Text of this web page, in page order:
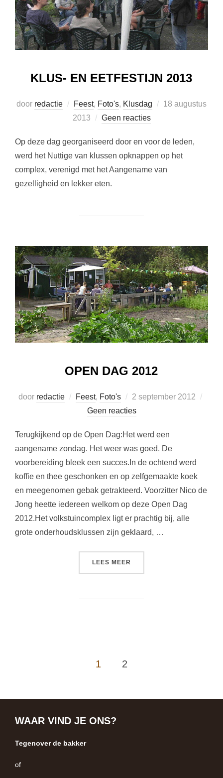
KLUS- EN EETFESTIJN 2013
door redactie Feest, Foto's, Klusdag
Geplaatst
18 augustus
2013
Geen reacties
Op deze dag georganiseerd door en voor de leden,
werd het Nuttige van klussen opknappen op het
complex, verenigd met het Aangename van
gezelligheid en lekker eten.
OPEN DAG 2012
door redactie Feest, Foto's
Geplaatst
op
2 september 2012
Geen reacties
Terugkijkend op de Open Dag:Het werd een
aangename zondag. Het weer was goed. De
voorbereiding bleek een succes.In de ochtend werd
koffie en thee geschonken en op zelfgemaakte koek
en meegenomen gebak getrakteerd. Voorzitter Nico de
Jong heette iedereen welkom op deze Open Dag
2012.Het volkstuincomplex ligt er prachtig bij, alle
grote onderhoudsklussen zijn geklaard, …
LEES MEER
BERICHTEN
1 2
WAAR VIND JE ONS?
Tegenover de bakker
of